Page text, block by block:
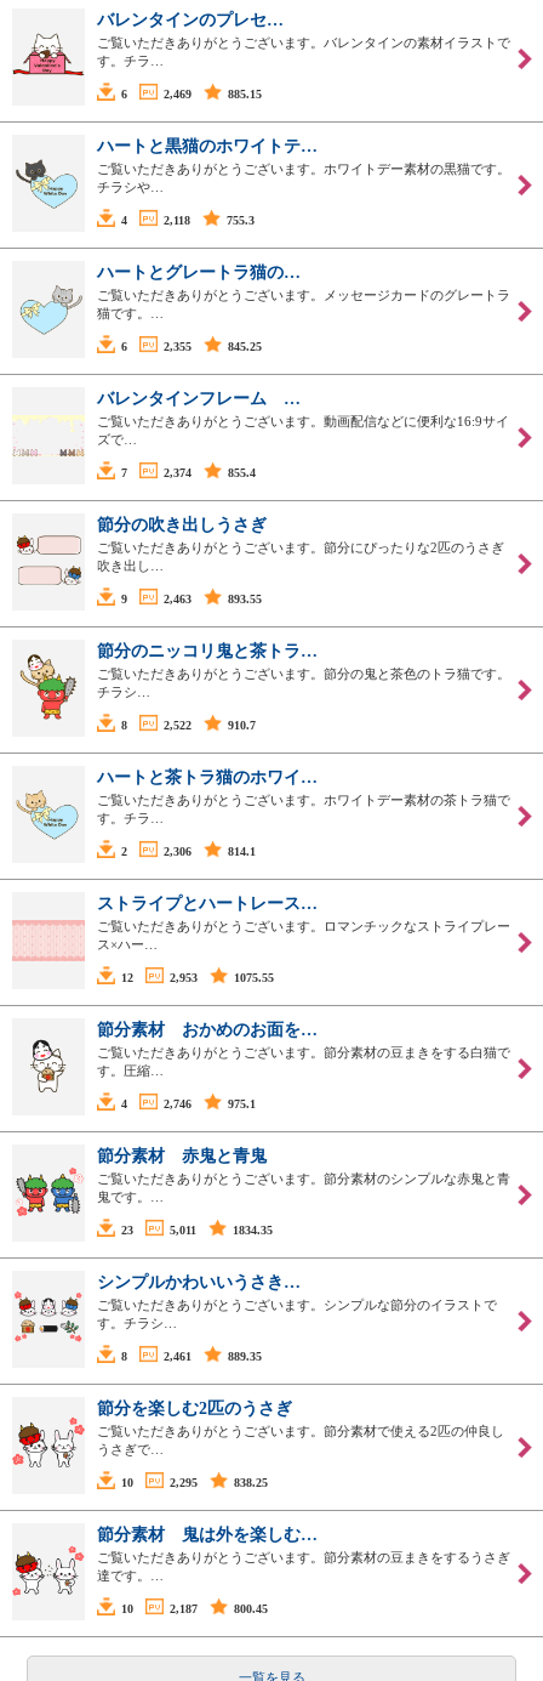
バレンタインのプレセ…
ご覧いただきありがとうございます。バレンタインの素材イラストで
す。チラ…
6 2,469 885.15
ハートと黒猫のホワイトテ…
ご覧いただきありがとうございます。ホワイトデー素材の黒猫です。
チラシや…
4 2,118 755.3
ハートとグレートラ猫の…
ご覧いただきありがとうございます。メッセージカードのグレートラ
猫です。…
6 2,355 845.25
バレンタインフレーム …
ご覧いただきありがとうございます。動画配信などに便利な16:9サイ
ズで…
7 2,374 855.4
節分の吹き出しうさぎ
ご覧いただきありがとうございます。節分にぴったりな2匹のうさぎ
吹き出し…
9 2,463 893.55
節分のニッコリ鬼と茶トラ…
ご覧いただきありがとうございます。節分の鬼と茶色のトラ猫です。
チラシ…
8 2,522 910.7
ハートと茶トラ猫のホワイ…
ご覧いただきありがとうございます。ホワイトデー素材の茶トラ猫で
す。チラ…
2 2,306 814.1
ストライプとハートレース…
ご覧いただきありがとうございます。ロマンチックなストライプレー
ス×ハー…
12 2,953 1075.55
節分素材 おかめのお面を…
ご覧いただきありがとうございます。節分素材の豆まきをする白猫で
す。圧縮…
4 2,746 975.1
節分素材 赤鬼と青鬼
ご覧いただきありがとうございます。節分素材のシンプルな赤鬼と青
鬼です。…
23 5,011 1834.35
シンプルかわいいうさき…
ご覧いただきありがとうございます。シンプルな節分のイラストで
す。チラシ…
8 2,461 889.35
節分を楽しむ2匹のうさぎ
ご覧いただきありがとうございます。節分素材で使える2匹の仲良し
うさぎで…
10 2,295 838.25
節分素材 鬼は外を楽しむ…
ご覧いただきありがとうございます。節分素材の豆まきをするうさぎ
達です。…
10 2,187 800.45
一覧を見る